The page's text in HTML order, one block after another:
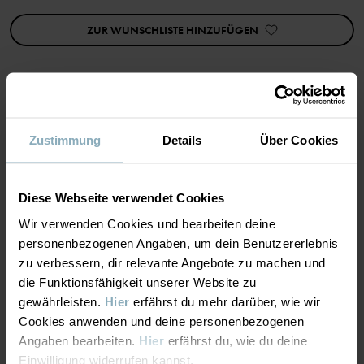
Zustimmung Details Über Cookies
Diese Webseite verwendet Cookies
Wir verwenden Cookies und bearbeiten deine
personenbezogenen Angaben, um dein Benutzererlebnis
zu verbessern, dir relevante Angebote zu machen und
die Funktionsfähigkeit unserer Website zu
gewährleisten. Hier erfährst du mehr darüber, wie wir
Cookies anwenden und deine personenbezogenen
Angaben bearbeiten. Hier erfährst du, wie du deine
Einwilligung widerrufen kannst.
Ideal zum Geschwister-Look!
Eigenschaften:
Herstellungsland:China
Weiterlesen
ZUR WUNSCHLISTE HINZUFÜGEN
MATERIAL & PFLEGEHINWEISE
Material
95% Cotton Organic
5% Elastane
Pflegehinweise
WASCHEN
LIEFERUNG UND RÜCKSENDUNG
Lieferung & Rücksendung
Lieferung
DAS KÖNNTE DIR AUCH GEFALLEN